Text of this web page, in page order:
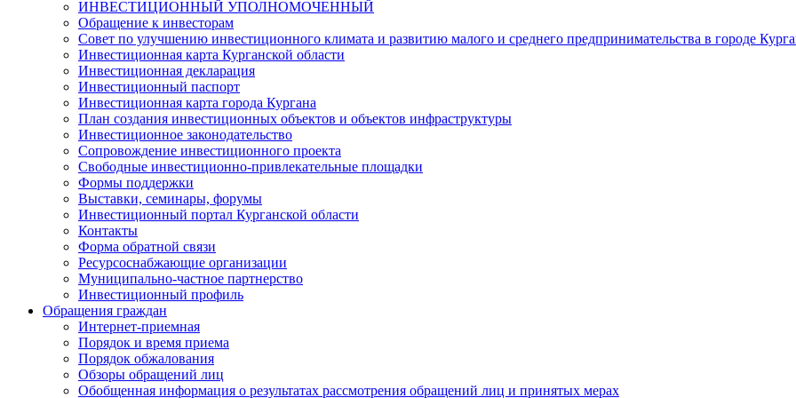
ИНВЕСТИЦИОННЫЙ УПОЛНОМОЧЕННЫЙ
Обращение к инвесторам
Совет по улучшению инвестиционного климата и развитию малого и среднего предпринимательства в городе
Инвестиционная карта Курганской области
Инвестиционная декларация
Инвестиционный паспорт
Инвестиционная карта города Кургана
План создания инвестиционных объектов и объектов инфраструктуры
Инвестиционное законодательство
Сопровождение инвестиционного проекта
Свободные инвестиционно-привлекательные площадки
Формы поддержки
Выставки, семинары, форумы
Инвестиционный портал Курганской области
Контакты
Форма обратной связи
Ресурсоснабжающие организации
Муниципально-частное партнерство
Инвестиционный профиль
Обращения граждан
Интернет-приемная
Порядок и время приема
Порядок обжалования
Обзоры обращений лиц
Обобщенная информация о результатах рассмотрения обращений лиц и принятых мерах